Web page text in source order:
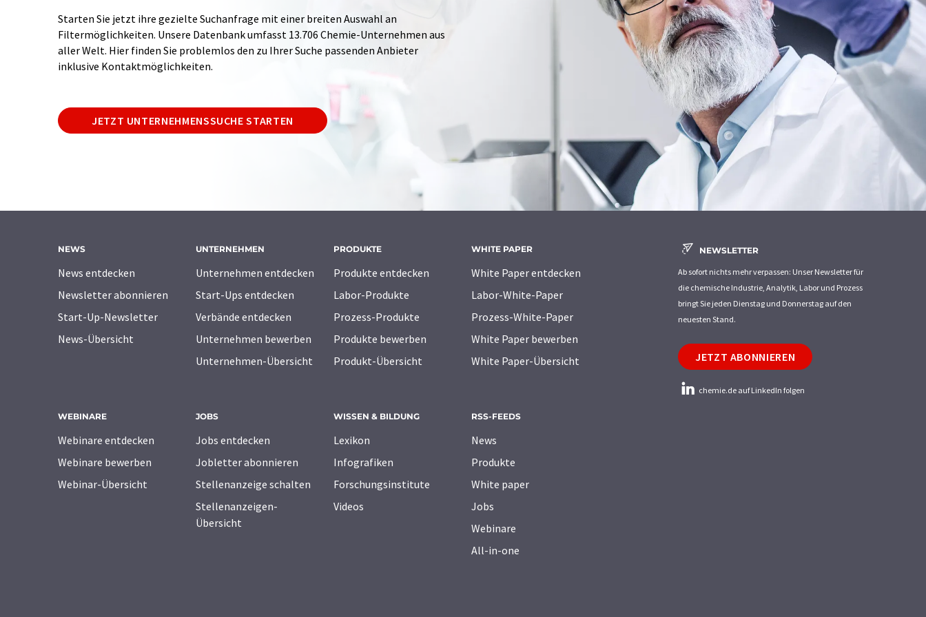
Starten Sie jetzt ihre gezielte Suchanfrage mit einer breiten Auswahl an
Filtermöglichkeiten. Unsere Datenbank umfasst 13.706 Chemie-Unternehmen aus
aller Welt. Hier finden Sie problemlos den zu Ihrer Suche passenden Anbieter
inklusive Kontaktmöglichkeiten.
JETZT UNTERNEHMENSSUCHE STARTEN
NEWS
News entdecken
Newsletter abonnieren
Start-Up-Newsletter
News-Übersicht
UNTERNEHMEN
Unternehmen entdecken
Start-Ups entdecken
Verbände entdecken
Unternehmen bewerben
Unternehmen-Übersicht
PRODUKTE
Produkte entdecken
Labor-Produkte
Prozess-Produkte
Produkte bewerben
Produkt-Übersicht
WHITE PAPER
White Paper entdecken
Labor-White-Paper
Prozess-White-Paper
White Paper bewerben
White Paper-Übersicht
WEBINARE
Webinare entdecken
Webinare bewerben
Webinar-Übersicht
JOBS
Jobs entdecken
Jobletter abonnieren
Stellenanzeige schalten
Stellenanzeigen-
Übersicht
WISSEN & BILDUNG
Lexikon
Infografiken
Forschungsinstitute
Videos
RSS-FEEDS
News
Produkte
White paper
Jobs
Webinare
All-in-one
NEWSLETTER
Ab sofort nichts mehr verpassen: Unser Newsletter für
die chemische Industrie, Analytik, Labor und Prozess
bringt Sie jeden Dienstag und Donnerstag auf den
neuesten Stand.
JETZT ABONNIEREN
chemie.de auf LinkedIn folgen